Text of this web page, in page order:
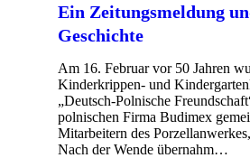
Ein Zeitungsmeldung
Geschichte
Am 16. Februar vor 50 Jahren
Kinderkrippen- und
„Deutsch-Polnische
polnischen Firma Budimex
Mitarbeitern des
Nach der Wende übernahm…